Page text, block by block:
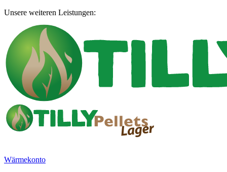
Unsere weiteren Leistungen:
Wärmekonto